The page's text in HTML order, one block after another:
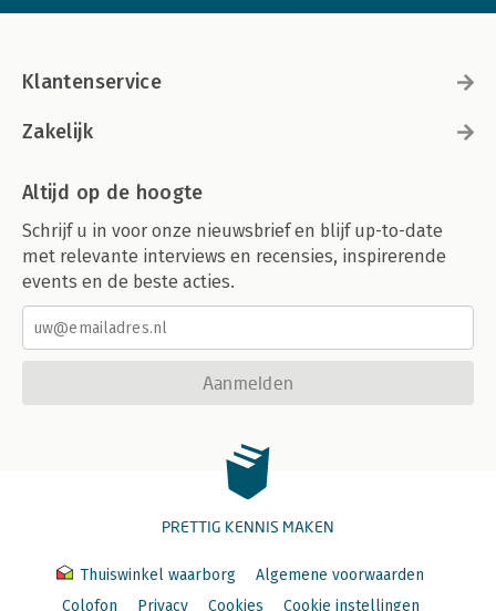
Klantenservice
Zakelijk
Altijd op de hoogte
Schrijf u in voor onze nieuwsbrief en blijf up-to-date
met relevante interviews en recensies, inspirerende
events en de beste acties.
Aanmelden
PRETTIG KENNIS MAKEN
Thuiswinkel waarborg
Algemene voorwaarden
Colofon
Privacy Cookies Cookie instellingen